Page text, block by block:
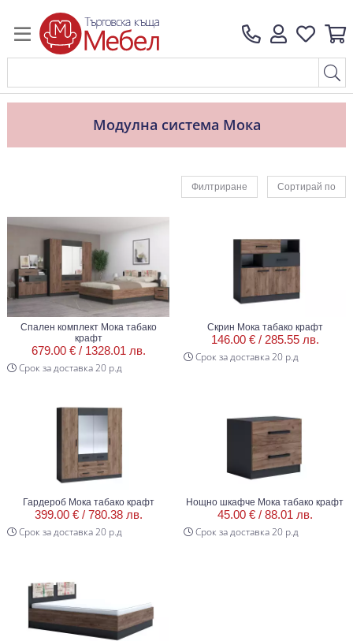
Модулна система Мока
Филтриране Сортирай по
Спален комплект Мока табако
крафт
679.00 € / 1328.01 лв.
Срок за доставка 20 р.д
Скрин Мока табако крафт
146.00 € / 285.55 лв.
Срок за доставка 20 р.д
Гардероб Мока табако крафт
399.00 € / 780.38 лв.
Срок за доставка 20 р.д
Нощно шкафче Мока табако крафт
45.00 € / 88.01 лв.
Срок за доставка 20 р.д